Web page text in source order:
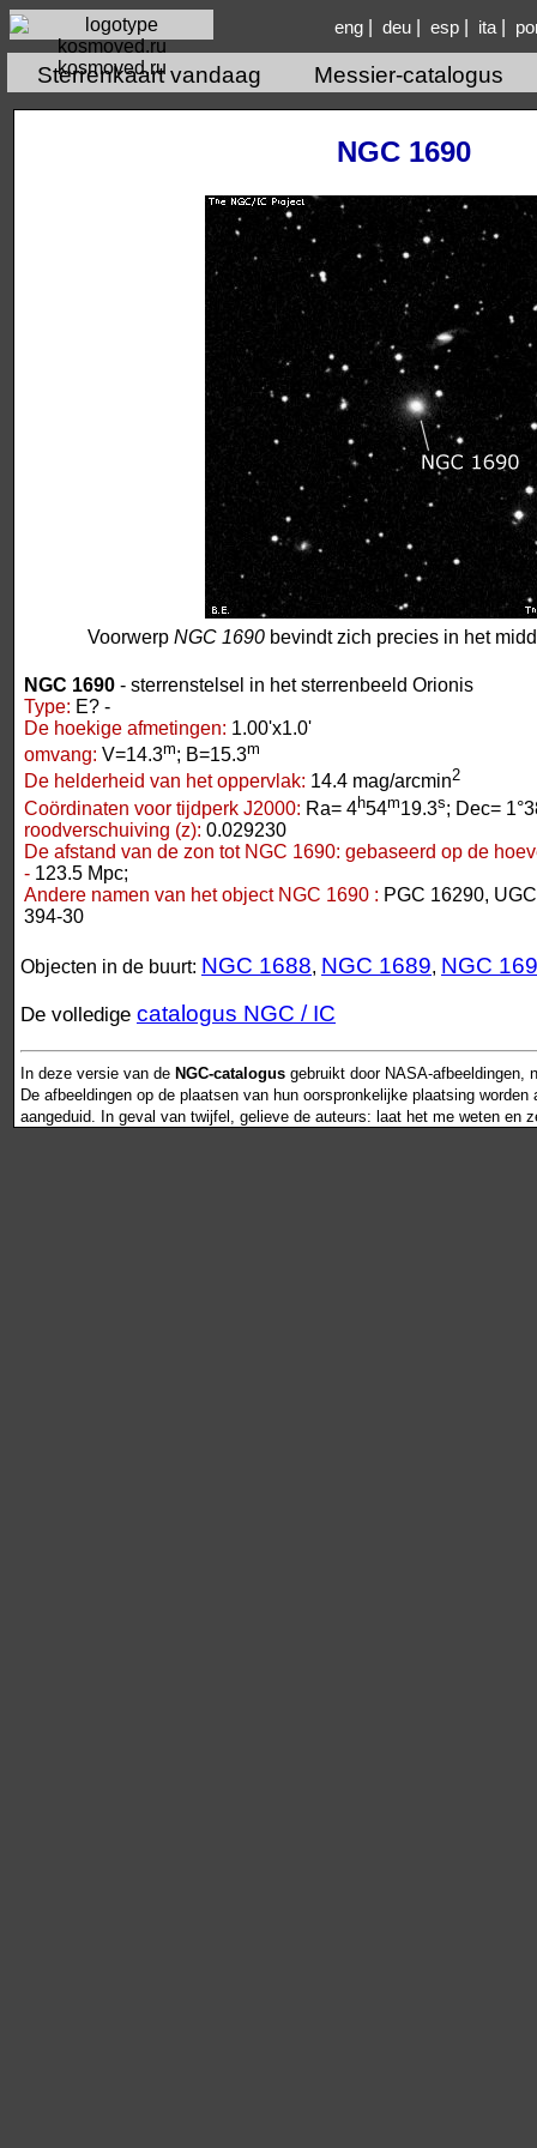
kosmoved.ru
eng| deu| esp| ita|
Sterrenkaart vandaag Messier-catalogus
NGC 1690
Voorwerp NGC 1690 bevindt zich precies in het
NGC 1690 - sterrenstelsel in het sterrenbeeld Orionis
Type: E? -
De hoekige afmetingen: 1.00'x1.0'
omvang: V=14.3m; B=15.3m
De helderheid van het oppervlak: 14.4 mag/arcmin2
Coördinaten voor tijdperk J2000: Ra= 4h54m19.3s; Dec=
roodverschuiving (z): 0.029230
De afstand van de zon tot NGC 1690: gebaseerd op de
- 123.5 Mpc;
Andere namen van het object NGC 1690 : PGC 16290,
394-30
Objecten in de buurt: NGC 1688, NGC 1689, NGC
De volledige catalogus NGC / IC
In deze versie van de NGC-catalogus gebruikt door NASA-afbeeldingen,
De afbeeldingen op de plaatsen van hun oorspronkelijke plaatsing
aangeduid. In geval van twijfel, gelieve de auteurs: laat het me weten en